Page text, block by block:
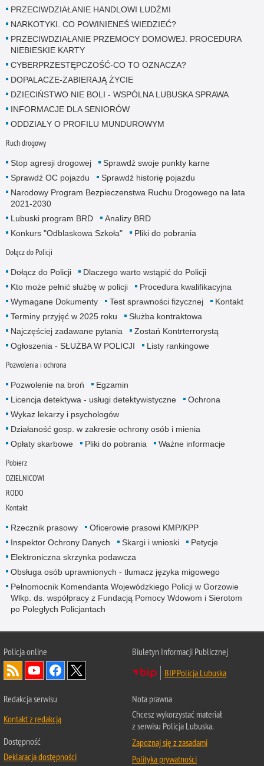
PRZECIWDZIAŁANIE HANDLOWI LUDŹMI
NARKOTYKI. CO POWINIENEŚ WIEDZIEĆ?
PRZECIWDZIAŁANIE PRZEMOCY DOMOWEJ. PROCEDURA
NIEBIESKIE KARTY
CYBERPRZESTĘPCZOŚĆ-CO TO OZNACZA?
DOPALACZE-ZABIERAJĄ ŻYCIE
DZIECIŃSTWO NIE BOLI - WSPÓLNA LUBUSKA SPRAWA
INFORMACJE DLA SENIORÓW
ODDZIAŁY O PROFILU MUNDUROWYM
Ruch drogowy
Stop agresji drogowej
Sprawdź swoje punkty karne
Sprawdź OC pojazdu
Sprawdź historię pojazdu
Narodowy Program Bezpieczenstwa Ruchu Drogowego na lata
2021-2030
Lubuski program BRD
Analizy BRD
Konkurs "Odblaskowa Szkoła"
Pliki do pobrania
Dołącz do Policji
Dołącz do Policji
Dlaczego warto wstąpić do Policji
Kto może pełnić służbę w policji
Procedura kwalifikacyjna
Wymagane Dokumenty
Test sprawności fizycznej
Kontakt
Terminy przyjęć w 2025 roku
Służba kontraktowa
Najczęściej zadawane pytania
Zostań Kontrterrorystą
Ogłoszenia - SŁUŻBA W POLICJI
Listy rankingowe
Pozwolenia i ochrona
Pozwolenie na broń
Egzamin
Licencja detektywa - usługi detektywistyczne
Ochrona
Wykaz lekarzy i psychologów
Działaność gosp. w zakresie ochrony osób i mienia
Opłaty skarbowe
Pliki do pobrania Ważne informacje
Pobierz
DZIELNICOWI
RODO
Kontakt
Rzecznik prasowy
Oficerowie prasowi KMP/KPP
Inspektor Ochrony Danych
Skargi i wnioski
Petycje
Elektroniczna skrzynka podawcza
Obsługa osób uprawnionych - tłumacz języka migowego
Pełnomocnik Komendanta Wojewódzkiego Policji w Gorzowie
Wlkp. ds. współpracy z Fundacją Pomocy Wdowom i Sierotom
po Poległych Policjantach
Policja online
Biuletyn Informacji Publicznej
BIP Policja Lubuska
Redakcja serwisu
Kontakt z redakcją
Dostępność
Deklaracja dostępności
Nota prawna
Chcesz wykorzystać materiał
z serwisu Policja Lubuska.
Zapoznaj się z zasadami
Polityka prywatności